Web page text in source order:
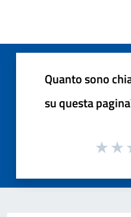
Quanto sono
su questa